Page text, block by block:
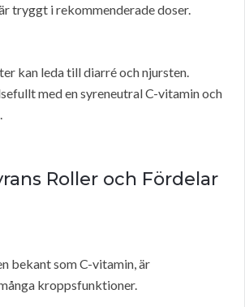
tryggt i rekommenderade doser.
kan leda till diarré och njursten.
med en syreneutral C-vitamin och
Roller och Fördelar
bekant som C-vitamin, är
kroppsfunktioner.